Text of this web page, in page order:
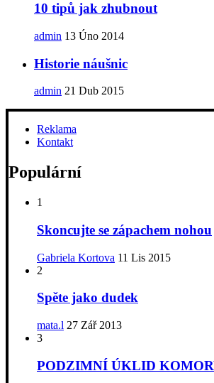
10 tipů jak zhubnout
admin 13 Úno 2014
Historie náušnic
admin 21 Dub 2015
Reklama
Kontakt
Populární
1
Skoncujte se zápachem nohou
Gabriela Kortova 11 Lis 2015
2
Spěte jako dudek
mata.l 27 Zář 2013
3
PODZIMNÍ ÚKLID